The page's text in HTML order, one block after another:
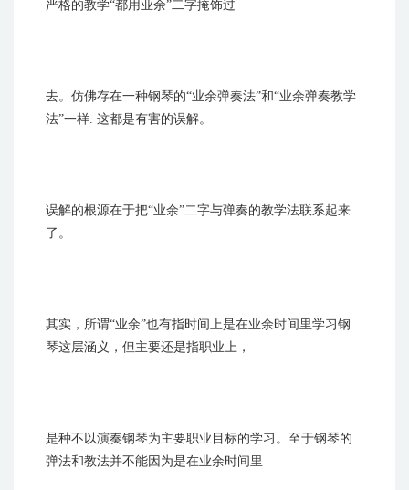
严格的教学“都用业余”二字掩饰过
去。仿佛存在一种钢琴的“业余弹奏法”和“业余弹奏教学
法”一样. 这都是有害的误解。
误解的根源在于把“业余”二字与弹奏的教学法联系起来
了。
其实，所谓“业余”也有指时间上是在业余时间里学习钢
琴这层涵义，但主要还是指职业上，
是种不以演奏钢琴为主要职业目标的学习。至于钢琴的
弹法和教法并不能因为是在业余时间里